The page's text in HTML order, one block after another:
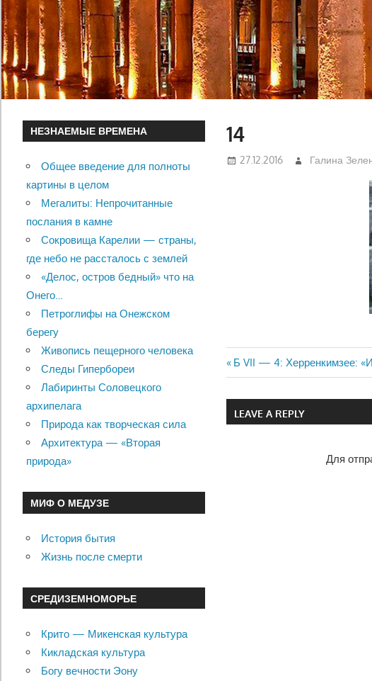
14
27.12.2016 Галина
Навигация
по
Previous
Post:
Б VII — 4: Херренкимзее:
LEAVE A REPLY
Для
НЕЗНАЕМЫЕ ВРЕМЕНА
Общее введение для полноты
картины в целом
Мегалиты: Непрочитанные
послания в камне
Сокровища Карелии — страны,
где небо не рассталось с землей
«Делос, остров бедный» что на
Онего…
Петроглифы на Онежском
берегу
Живопись пещерного человека
Следы Гипербореи
Лабиринты Соловецкого
архипелага
Природа как творческая сила
Архитектура — «Вторая
природа»
МИФ О МЕДУЗЕ
История бытия
Жизнь после смерти
СРЕДИЗЕМНОМОРЬЕ
Крито — Микенская культура
Кикладская культура
Богу вечности Эону